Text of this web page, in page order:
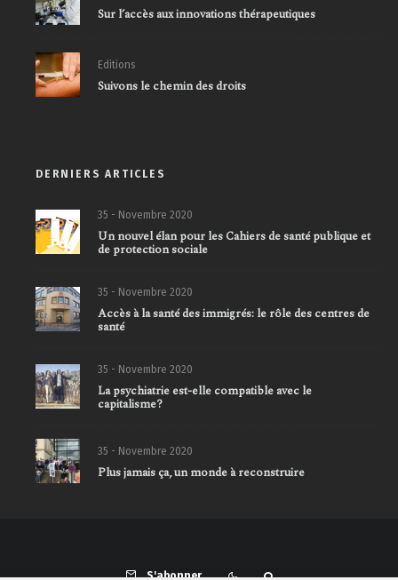
Sur l’accès aux innovations thérapeutiques
Editions
Suivons le chemin des droits
DERNIERS ARTICLES
35 - Novembre 2020
Un nouvel élan pour les Cahiers de santé publique et
de protection sociale
35 - Novembre 2020
Accès à la santé des immigrés: le rôle des centres de
santé
35 - Novembre 2020
La psychiatrie est-elle compatible avec le
capitalisme?
35 - Novembre 2020
Plus jamais ça, un monde à reconstruire
S'abonner